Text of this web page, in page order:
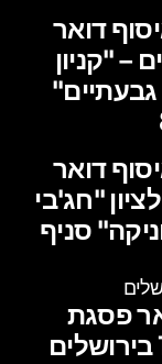
דואר
– "קניון
גבעתיים"
דואר
"חג'בי
סניף
פסגת